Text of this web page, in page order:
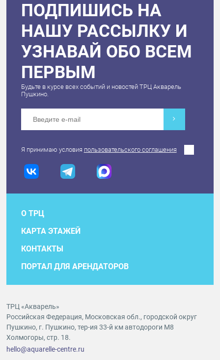
ПОДПИШИСЬ НА
НАШУ РАССЫЛКУ И
УЗНАВАЙ ОБО ВСЕМ
ПЕРВЫМ
Будьте в курсе всех событий и новостей ТРЦ Акварель
Пушкино.
Я принимаю условия пользовательского соглашения
О ТРЦ
КАРТА ЭТАЖЕЙ
КОНТАКТЫ
ПОРТАЛ ДЛЯ АРЕНДАТОРОВ
ТРЦ «Акварель»
Российская Федерация, Московская обл., городской округ
Пушкино, г. Пушкино, тер-ия 33-й км автодороги М8
Холмогоры, стр. 18.
hello@aquarelle-centre.ru